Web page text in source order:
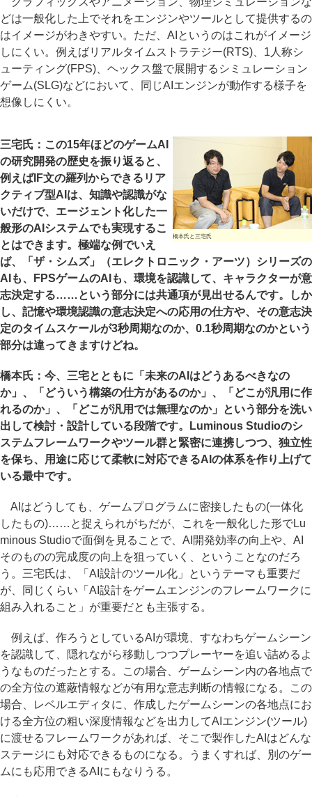
どは一般化した上でそれをエンジンやツールとして提供するの
はイメージがわきやすい。ただ、AIというのはこれがイメージ
しにくい。例えばリアルタイムストラテジー(RTS)、1人称シ
ューティング(FPS)、ヘックス盤で展開するシミュレーション
ゲーム(SLG)などにおいて、同じAIエンジンが動作する様子を
想像しにくい。
橋本氏と三宅氏
三宅氏：この15年ほどのゲームAI
の研究開発の歴史を振り返ると、
例えばIF文の羅列からできるリア
クティブ型AIは、知識や認識がな
いだけで、エージェント化した一
般形のAIシステムでも実現するこ
とはできます。極端な例でいえ
ば、「ザ・シムズ」（エレクトロニック・アーツ）シリーズの
AIも、FPSゲームのAIも、環境を認識して、キャラクターが意
志決定する……という部分には共通項が見出せるんです。しか
し、記憶や環境認識の意志決定への応用の仕方や、その意志決
定のタイムスケールが3秒周期なのか、0.1秒周期なのかという
部分は違ってきますけどね。
橋本氏：今、三宅とともに「未来のAIはどうあるべきなの
か」、「どういう構築の仕方があるのか」、「どこが汎用に作
れるのか」、「どこが汎用では無理なのか」という部分を洗い
出して検討・設計している段階です。Luminous Studioのシ
ステムフレームワークやツール群と緊密に連携しつつ、独立性
を保ち、用途に応じて柔軟に対応できるAIの体系を作り上げて
いる最中です。
AIはどうしても、ゲームプログラムに密接したもの(一体化
したもの)……と捉えられがちだが、これを一般化した形でLu
minous Studioで面倒を見ることで、AI開発効率の向上や、AI
そのものの完成度の向上を狙っていく、ということなのだろ
う。三宅氏は、「AI設計のツール化」というテーマも重要だ
が、同じくらい「AI設計をゲームエンジンのフレームワークに
組み入れること」が重要だとも主張する。
例えば、作ろうとしているAIが環境、すなわちゲームシーン
を認識して、隠れながら移動しつつプレーヤーを追い詰めるよ
うなものだったとする。この場合、ゲームシーン内の各地点で
の全方位の遮蔽情報などが有用な意志判断の情報になる。この
場合、レベルエディタに、作成したゲームシーンの各地点にお
ける全方位の粗い深度情報などを出力してAIエンジン(ツール)
に渡せるフレームワークがあれば、そこで製作したAIはどんな
ステージにも対応できるものになる。うまくすれば、別のゲー
ムにも応用できるAIにもなりうる。